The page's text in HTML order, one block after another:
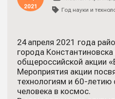
2021
Год науки и
24 апреля 2021 года
города
общероссийской акции
Мероприятия акции
технологиям и 60-летию
человека в космос.